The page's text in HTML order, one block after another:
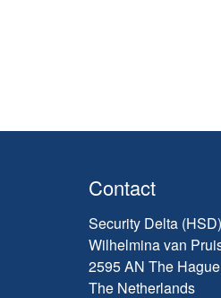
Contact
Security Delta (HSD)
Wilhelmina van
2595 AN The Hague
The Netherlands